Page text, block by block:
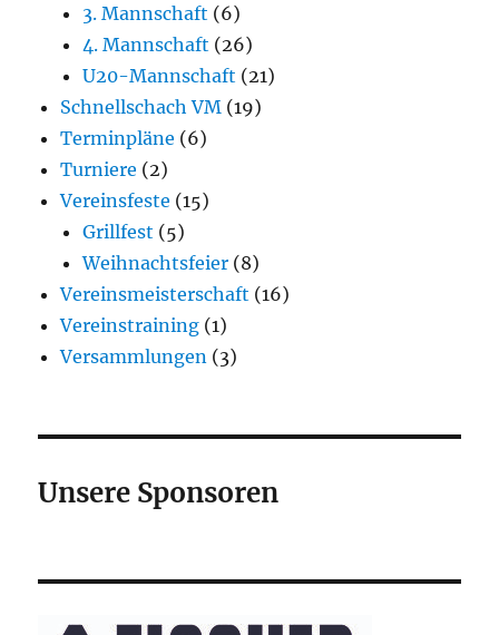
3. Mannschaft (6)
4. Mannschaft (26)
U20-Mannschaft (21)
Schnellschach VM (19)
Terminpläne (6)
Turniere (2)
Vereinsfeste (15)
Grillfest (5)
Weihnachtsfeier (8)
Vereinsmeisterschaft (16)
Vereinstraining (1)
Versammlungen (3)
Unsere Sponsoren